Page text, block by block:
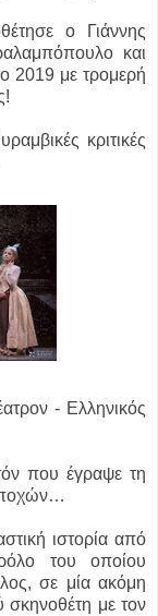
ο Γιάννης
και
2019 με τρομερή
κριτικές
- Ελληνικός
που έγραψε τη
ιστορία από
του οποίου
σε μία ακόμη
σκηνοθέτη με τον